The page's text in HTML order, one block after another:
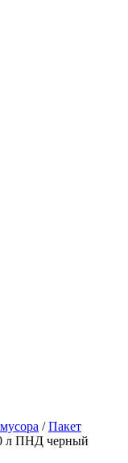
/Пакет
л ПНД черный